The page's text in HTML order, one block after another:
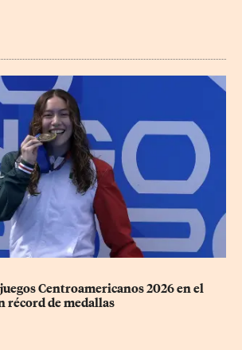
Centroamericanos 2026 en el
récord de medallas